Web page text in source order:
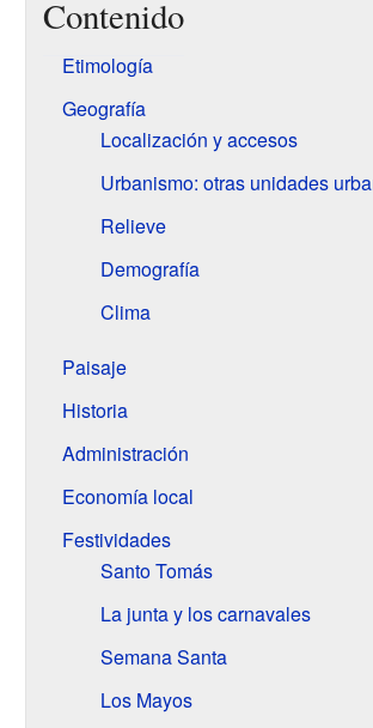
Contenido
Etimología
Geografía
Localización y accesos
Urbanismo: otras unidades
Relieve
Demografía
Clima
Paisaje
Historia
Administración
Economía local
Festividades
Santo Tomás
La junta y los carnavales
Semana Santa
Los Mayos